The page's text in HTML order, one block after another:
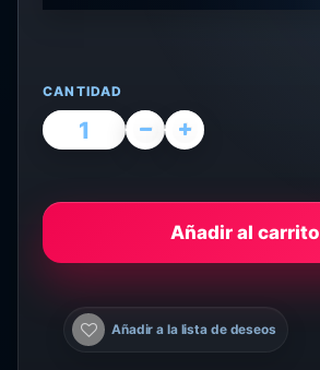
CANTIDAD
Añadir al carrito
Añadir a la lista de deseos